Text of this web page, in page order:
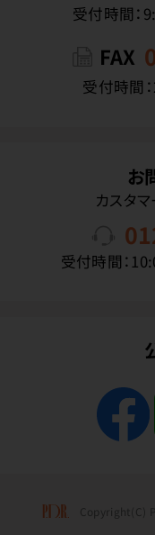
受付時間：
FAX
受付時間
お
カスタ
受付時間：
Copyright(C)